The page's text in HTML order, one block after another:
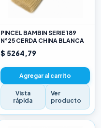
PINCEL BAMBIN SERIE 189
N°25 CERDA CHINA BLANCA
$ 5264,79
Agregar al carrito
Vista
rápida
Ver
producto